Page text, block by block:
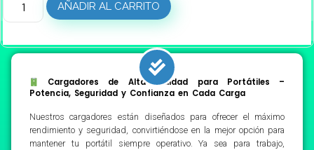
AÑADIR AL CARRITO
Cargadores de Alta Calidad para Portátiles –
Potencia, Seguridad y Confianza en Cada Carga
Nuestros cargadores están diseñados para ofrecer el máximo
rendimiento y seguridad, convirtiéndose en la mejor opción para
mantener tu portátil siempre operativo. Ya sea para trabajo,